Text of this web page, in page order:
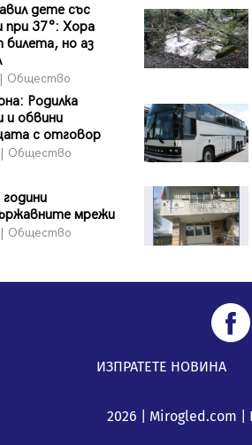
дете със
37°: Хора
билета, но аз
Общество
Родилка
и обвини
с отговор
| Общество
мрежи
| Общество
ИЗПРАТЕТЕ НОВИНА
2026 | Mirogled.com |